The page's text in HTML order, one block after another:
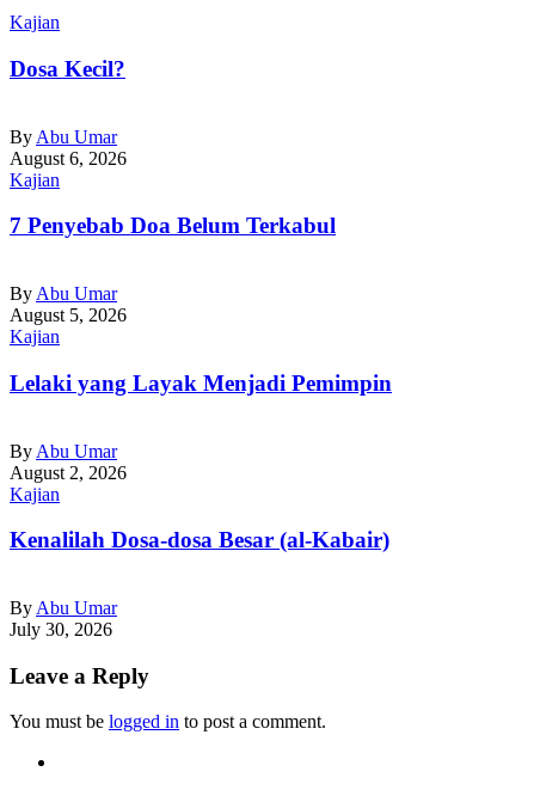
Kajian
Dosa Kecil?
By Abu Umar
August 6, 2026
Kajian
7 Penyebab Doa Belum Terkabul
By Abu Umar
August 5, 2026
Kajian
Lelaki yang Layak Menjadi Pemimpin
By Abu Umar
August 2, 2026
Kajian
Kenalilah Dosa-dosa Besar (al-Kabair)
By Abu Umar
July 30, 2026
Leave a Reply
You must be logged in to post a comment.